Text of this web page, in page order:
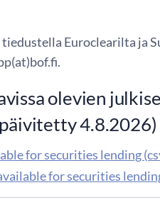
Euroclearilta ja
olevien
4.8.2026)
for securities lending
for securities